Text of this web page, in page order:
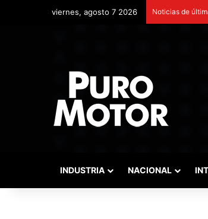
viernes, agosto 7 2026 Noticias de
INDUSTRIA NACIONAL